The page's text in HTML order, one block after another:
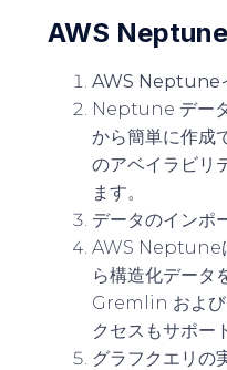
AWS
AWS Neptune
Neptune デー
から簡単に作成
のアベイラビリ
ます。
データのインポ
AWS Neptune
ら構造化データ
Gremlin および
クセスもサポー
グラフクエリの